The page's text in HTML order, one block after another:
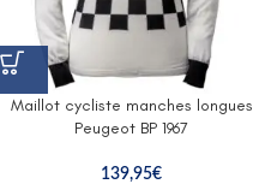
Maillot cycliste manches longues
Peugeot BP 1967
139,95€